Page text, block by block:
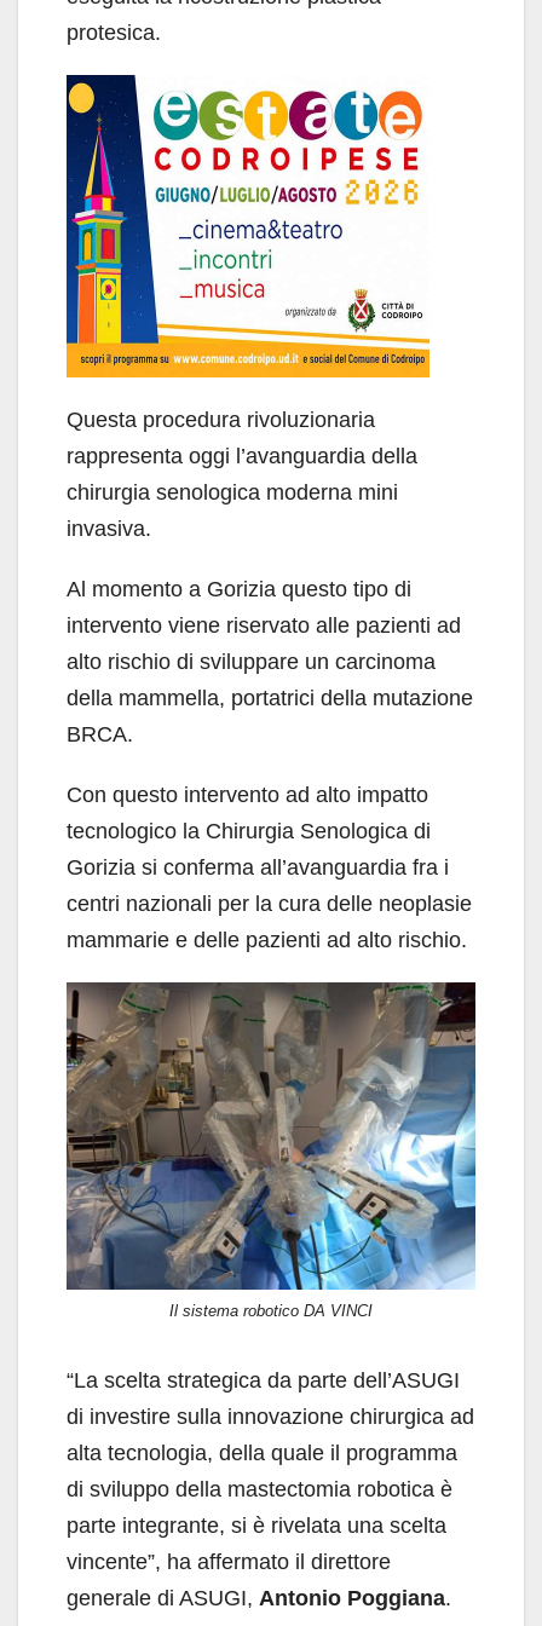
protesica.
Questa procedura rivoluzionaria
rappresenta oggi l’avanguardia della
chirurgia senologica moderna mini
invasiva.
Al momento a Gorizia questo tipo di
intervento viene riservato alle pazienti ad
alto rischio di sviluppare un carcinoma
della mammella, portatrici della mutazione
BRCA.
Con questo intervento ad alto impatto
tecnologico la Chirurgia Senologica di
Gorizia si conferma all’avanguardia fra i
centri nazionali per la cura delle neoplasie
mammarie e delle pazienti ad alto rischio.
Il sistema robotico DA VINCI
“La scelta strategica da parte dell’ASUGI
di investire sulla innovazione chirurgica ad
alta tecnologia, della quale il programma
di sviluppo della mastectomia robotica è
parte integrante, si è rivelata una scelta
vincente”, ha affermato il direttore
generale di ASUGI, Antonio Poggiana.